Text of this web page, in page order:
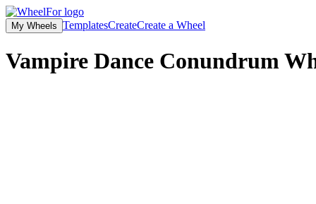
My Wheels TemplatesCreateCreate a Wheel
Vampire Dance Conundrum